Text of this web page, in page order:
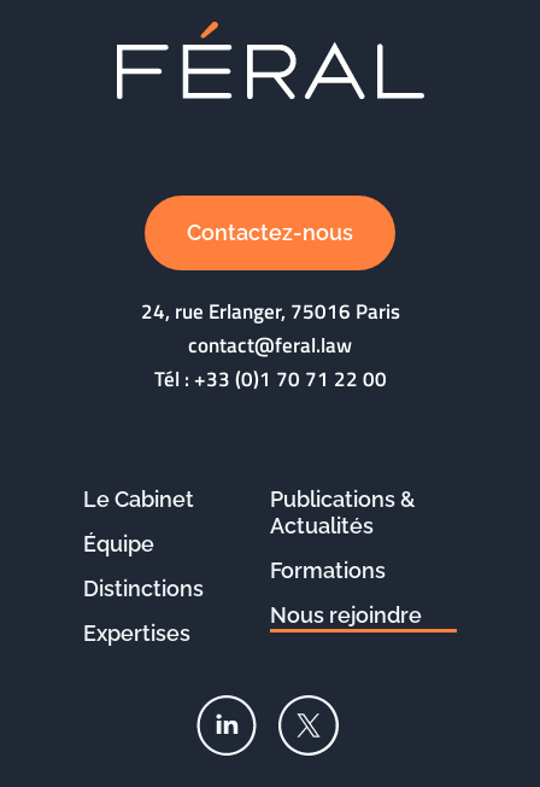
Contactez-nous
24, rue Erlanger, 75016 Paris
contact@feral.law
Tél :+33 (0)1 70 71 22 00
Le Cabinet
Équipe
Distinctions
Expertises
Publications &
Actualités
Formations
Nous rejoindre